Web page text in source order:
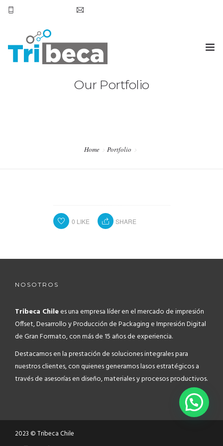
Our Portfolio
Home Portfolio
0 LIKE SHARE
NOSOTROS
Tribeca Chilees una empresa líder en el mercado de impresión
Offset, Desarrollo y Producción de Packaging e Impresión Digital
de Gran Formato, con más de 15 años de experiencia.
Destacamos en la prestación de soluciones integrales para
nuestros clientes, con quienes generamos lasos estratégicos a
través de asesorías en diseño, materiales y procesos productivos.
2023 © Tribeca Chile